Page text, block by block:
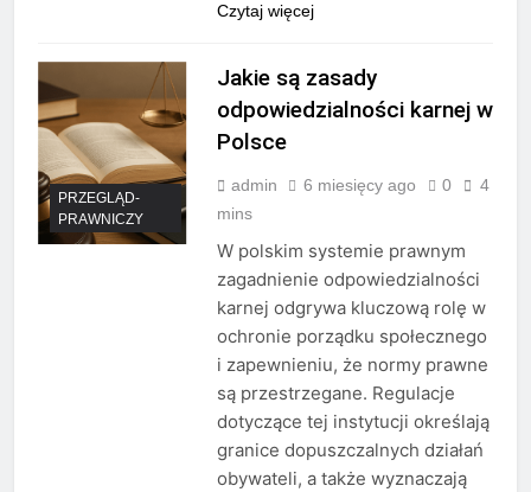
Czytaj więcej
PRZEGLĄD-
PRAWNICZY
Jakie są zasady
odpowiedzialności karnej w
Polsce
admin 6 miesięcy ago 0
4
mins
W polskim systemie prawnym
zagadnienie odpowiedzialności
karnej odgrywa kluczową rolę w
ochronie porządku społecznego
i zapewnieniu, że normy prawne
są przestrzegane. Regulacje
dotyczące tej instytucji określają
granice dopuszczalnych działań
obywateli, a także wyznaczają